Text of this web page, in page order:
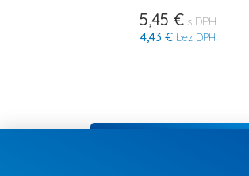
5,45 €s DPH
4,43 €bez DPH